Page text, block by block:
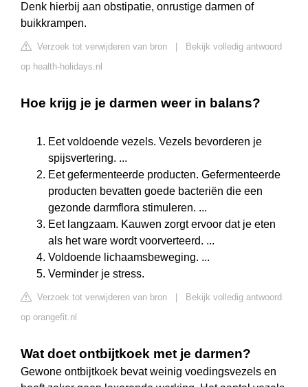
Denk hierbij aan obstipatie, onrustige darmen of
buikkrampen.
Verzoek tot verwijderen van bron
Bekijk volledig antwoord
op health-holidays.nl
Hoe krijg je je darmen weer in balans?
Eet voldoende vezels. Vezels bevorderen je
spijsvertering. ...
Eet gefermenteerde producten. Gefermenteerde
producten bevatten goede bacteriën die een
gezonde darmflora stimuleren. ...
Eet langzaam. Kauwen zorgt ervoor dat je eten
als het ware wordt voorverteerd. ...
Voldoende lichaamsbeweging. ...
Verminder je stress.
Verzoek tot verwijderen van bron
Bekijk volledig antwoord
op orangefit.nl
Wat doet ontbijtkoek met je darmen?
Gewone ontbijtkoek bevat weinig voedingsvezels en